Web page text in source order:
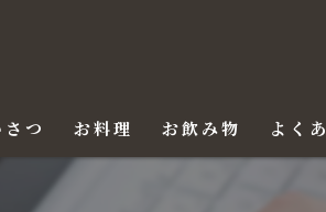
つ お料理 お飲み物 よく